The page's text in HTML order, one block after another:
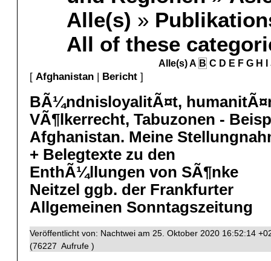
Alle(s) »
All of these
Alle(s)A B C D E F G H
[ Afghanistan | Bericht ]
BÃ¼ndnisloyalitÃ¤t,
VÃ¶lkerrecht, Tabuzonen -
Afghanistan. Meine
+ Belegtexte zu den
EnthÃ¼llungen von SÃ¶nke
Neitzel ggb. der Frankfurter
Allgemeinen Sonntagszeitung
Veröffentlicht von: Nachtwei am 25. Oktober 2020 16:52:14
(76227 Aufrufe )